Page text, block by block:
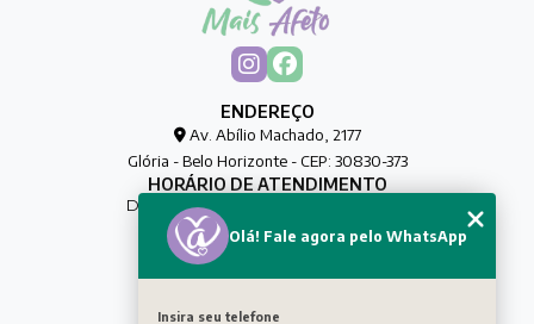
ENDEREÇO
Av. Abílio Machado, 2177
Glória - Belo Horizonte - CEP: 30830-373
HORÁRIO DE ATENDIMENTO
De Segunda à Sexta das 00h às 00h
CONTATO
Olá! Fale agora pelo WhatsApp
Insira seu telefone